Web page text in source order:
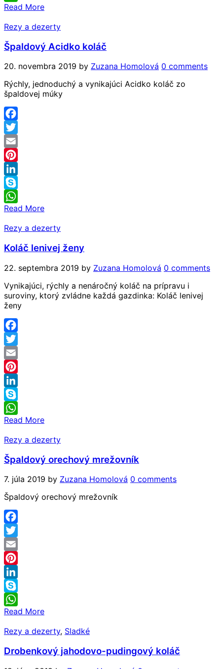
WhatsApp
Read More
Rezy a dezerty
Špaldový Acidko koláč
20. novembra 2019 by Zuzana Homolová 0 comments
Rýchly, jednoduchý a vynikajúci Acidko koláč zo
špaldovej múky
Facebook
Twitter
Email
Pinterest
LinkedIn
Skype
WhatsApp
Read More
Rezy a dezerty
Koláč lenivej ženy
22. septembra 2019 by Zuzana Homolová 0 comments
Vynikajúci, rýchly a nenáročný koláč na prípravu i
suroviny, ktorý zvládne každá gazdinka: Koláč lenivej
ženy
Facebook
Twitter
Email
Pinterest
LinkedIn
Skype
WhatsApp
Read More
Rezy a dezerty
Špaldový orechový mrežovník
7. júla 2019 by Zuzana Homolová 0 comments
Špaldový orechový mrežovník
Facebook
Twitter
Email
Pinterest
LinkedIn
Skype
WhatsApp
Read More
Rezy a dezerty, Sladké
Drobenkový jahodovo-pudingový koláč